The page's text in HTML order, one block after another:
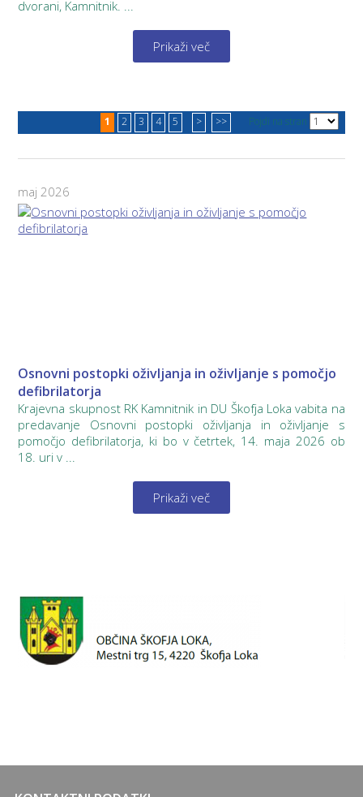
dvorani, Kamnitnik. ...
Prikaži več
1 2 3 4 5 > >> Pojdi na stran
maj 2026
Osnovni postopki oživljanja in oživljanje s pomočjo
defibrilatorja
Krajevna skupnost RK Kamnitnik in DU Škofja Loka vabita na
predavanje Osnovni postopki oživljanja in oživljanje s
pomočjo defibrilatorja, ki bo v četrtek, 14. maja 2026 ob
18. uri v ...
Prikaži več